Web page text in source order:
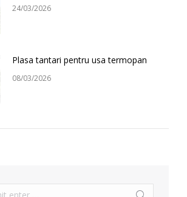
24/03/2026
Plasa tantari pentru usa termopan
08/03/2026